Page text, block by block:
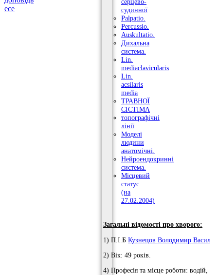
есе
серцево-
судинної
Palpatio.
Percussio.
Auskultatio.
Дихальна
система.
Lin.
mediaclavicularis
Lin.
acsilaris
media
ТРАВНОЇ
СІСТІМА
топографічні
лінії
Моделі
людини
анатомічні.
Нейроендокринні
система.
Місцевий
статус.
(на
27.02.2004)
Загальні відомості про хворого:
1) П.І.Б Кузнецов Володимир
2) Вік: 49 років.
4) Професія та місце роботи: водій,